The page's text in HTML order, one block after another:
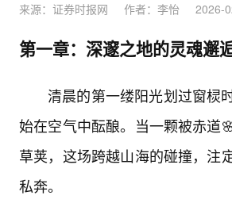
来源：证券时报网 作者：李怡 2026-
第一章：深邃之地的灵魂邂
清晨的第一缕阳光划过窗棂
始在空气中酝酿。当一颗被赤道
草荚，这场跨越山海的碰撞，注
私奔。